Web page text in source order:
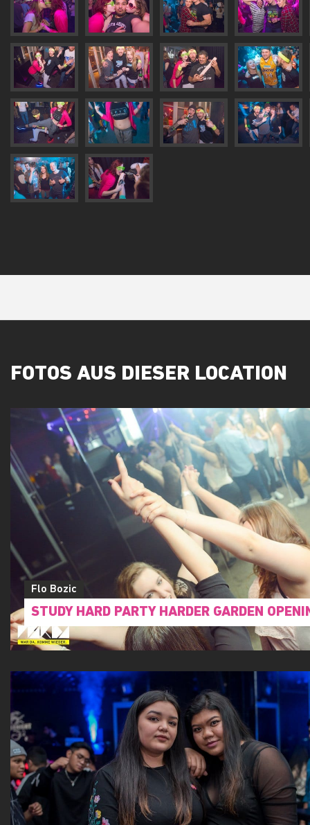
FOTOS AUS DIESER LOCATION
Flo Bozic
STUDY HARD PARTY HARDER GARDEN